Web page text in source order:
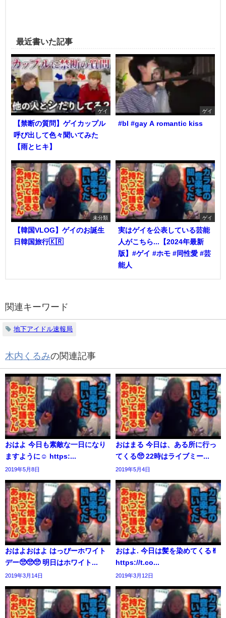
最近書いた記事
ゲイ
【禁断の質問】ゲイカップル
呼び出して色々聞いてみた
【雨とヒキ】
ゲイ
#bl #gay A romantic kiss
未分類
【韓国VLOG】ゲイのお誕生
日韓国旅行🇰🇷
ゲイ
実はゲイを公表している芸能
人がこちら...【2024年最新
版】#ゲイ #ホモ #同性愛 #芸
能人
関連キーワード
地下アイドル速報局
木内くるみの関連記事
おはよ 今日も素敵な一日になり
ますように☺️ https:...
2019年5月8日
おはまる 今日は、ある所に行っ
てくる🥺 22時はライブミー...
2019年5月4日
おはよおはよ はっぴーホワイト
デー🥺🥺🥺 明日はホワイト...
2019年3月14日
おはよ. 今日は髪を染めてくる✌︎
https://t.co...
2019年3月12日